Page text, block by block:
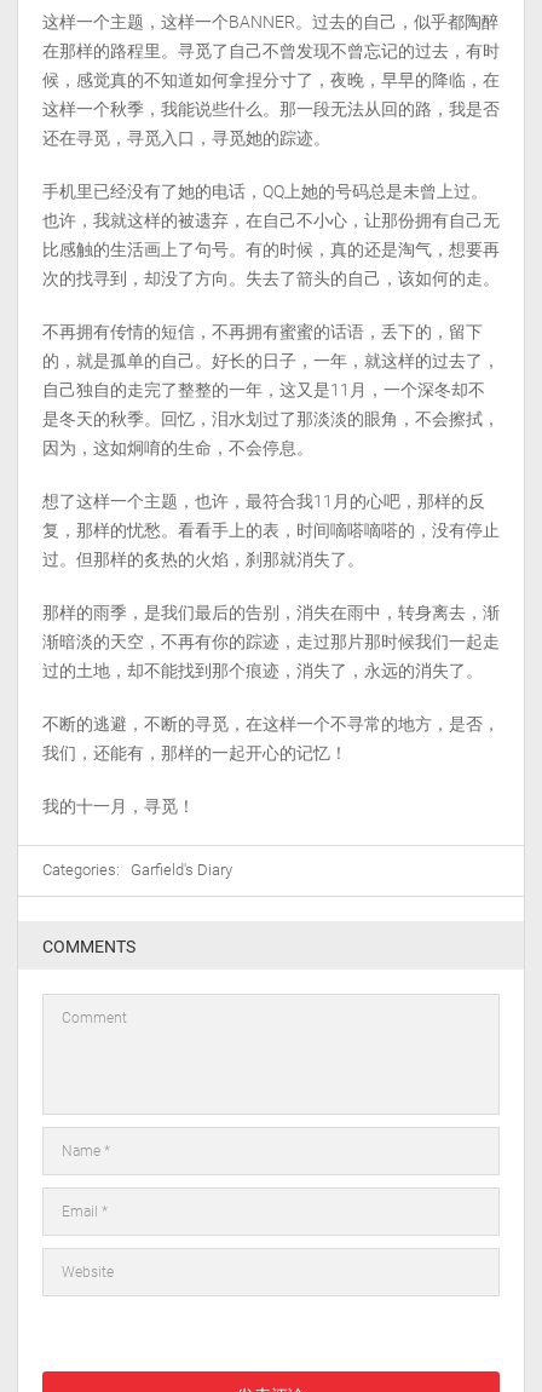
这样一个主题，这样一个BANNER。过去的自己，似乎都陶醉
在那样的路程里。寻觅了自己不曾发现不曾忘记的过去，有时
候，感觉真的不知道如何拿捏分寸了，夜晚，早早的降临，在
这样一个秋季，我能说些什么。那一段无法从回的路，我是否
还在寻觅，寻觅入口，寻觅她的踪迹。
手机里已经没有了她的电话，QQ上她的号码总是未曾上过。
也许，我就这样的被遗弃，在自己不小心，让那份拥有自己无
比感触的生活画上了句号。有的时候，真的还是淘气，想要再
次的找寻到，却没了方向。失去了箭头的自己，该如何的走。
不再拥有传情的短信，不再拥有蜜蜜的话语，丢下的，留下
的，就是孤单的自己。好长的日子，一年，就这样的过去了，
自己独自的走完了整整的一年，这又是11月，一个深冬却不
是冬天的秋季。回忆，泪水划过了那淡淡的眼角，不会擦拭，
因为，这如炯唷的生命，不会停息。
想了这样一个主题，也许，最符合我11月的心吧，那样的反
复，那样的忧愁。看看手上的表，时间嘀嗒嘀嗒的，没有停止
过。但那样的炙热的火焰，刹那就消失了。
那样的雨季，是我们最后的告别，消失在雨中，转身离去，渐
渐暗淡的天空，不再有你的踪迹，走过那片那时候我们一起走
过的土地，却不能找到那个痕迹，消失了，永远的消失了。
不断的逃避，不断的寻觅，在这样一个不寻常的地方，是否，
我们，还能有，那样的一起开心的记忆！
我的十一月，寻觅！
Categories: Garfield's Diary
COMMENTS